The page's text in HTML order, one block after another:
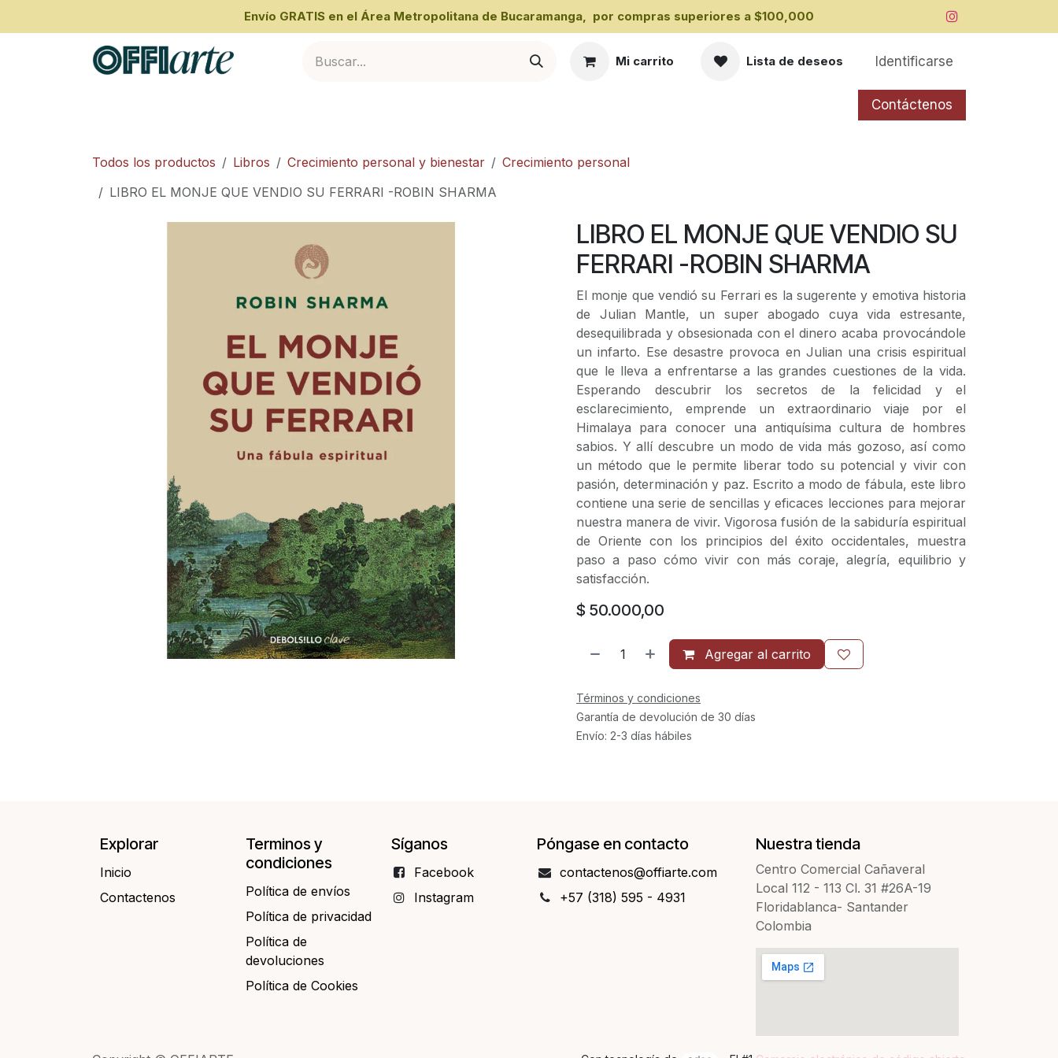
​Envío GRATIS en el Área Metropolitana de Bucaramanga, por compras superiores a ​$100,000
Mi carrito Lista de deseos Identificarse
Contáctenos
Todos los productos Libros Crecimiento personal y bienestar
Crecimiento personal
LIBRO EL MONJE QUE VENDIO SU FERRARI -ROBIN SHARMA
LIBRO EL MONJE QUE VENDIO SU
FERRARI -ROBIN SHARMA
El monje que vendió su Ferrari es la sugerente y emotiva historia
de Julian Mantle, un super abogado cuya vida estresante,
desequilibrada y obsesionada con el dinero acaba provocándole
un infarto. Ese desastre provoca en Julian una crisis espiritual
que le lleva a enfrentarse a las grandes cuestiones de la vida.
Esperando descubrir los secretos de la felicidad y el
esclarecimiento, emprende un extraordinario viaje por el
Himalaya para conocer una antiquísima cultura de hombres
sabios. Y allí descubre un modo de vida más gozoso, así como
un método que le permite liberar todo su potencial y vivir con
pasión, determinación y paz. Escrito a modo de fábula, este libro
contiene una serie de sencillas y eficaces lecciones para mejorar
nuestra manera de vivir. Vigorosa fusión de la sabiduría espiritual
de Oriente con los principios del éxito occidentales, muestra
paso a paso cómo vivir con más coraje, alegría, equilibrio y
satisfacción.
$ 50.000,00
Agregar al carrito
Términos y condiciones
Garantía de devolución de 30 días
Envío: 2-3 días hábiles
Explorar
Inicio
Contactenos​​
Nuestra tienda
Centro Comercial Cañaveral
Local 112 - 113 Cl. 31 #26A-19
Floridablanca- Santander
Colombia
Póngase en contacto
contact​​enos@offiarte.com
+57 (318) 595 - 4931
Síganos
Facebo​​ok
Instagram
Terminos y
condiciones
Política de envíos
Política de privacidad
Política de
devoluciones
Política de Cookies